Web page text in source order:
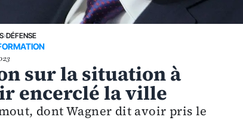
›DÉFENSE
sur la situation à
encerclé la ville
dont Wagner dit avoir pris le